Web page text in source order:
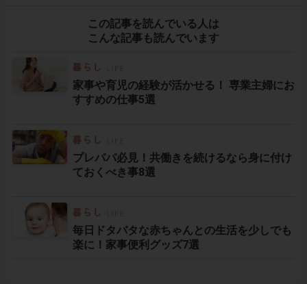
この記事を読んでいる人は
こんな記事も読んでいます
家事や育児の経験が活かせる！ 専業主婦にお
すすめの仕事5選
プレパパ必見！共働きを続けるなら身に付け
ておくべき事8選
毎日ドタバタな赤ちゃんとの生活を少しでも
楽に！家事便利グッズ7選